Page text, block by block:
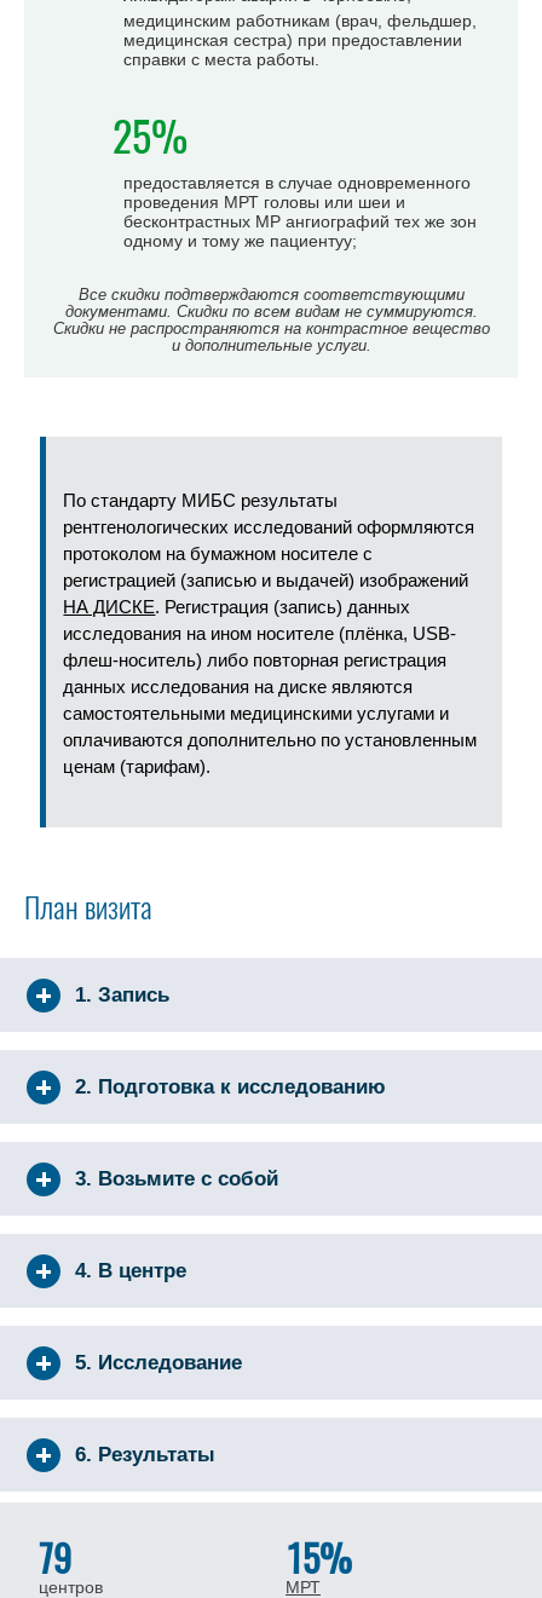
медицинским работникам (врач, фельдшер,
медицинская сестра) при предоставлении
справки с места работы.
25%
предоставляется в случае одновременного
проведения МРТ головы или шеи и
бесконтрастных МР ангиографий тех же зон
одному и тому же пациентуу;
Все скидки подтверждаются соответствующими
документами. Скидки по всем видам не суммируются.
Скидки не распространяются на контрастное вещество
и дополнительные услуги.
По стандарту МИБС результаты
рентгенологических исследований оформляются
протоколом на бумажном носителе с
регистрацией (записью и выдачей) изображений
НА ДИСКЕ. Регистрация (запись) данных
исследования на ином носителе (плёнка, USB-
флеш-носитель) либо повторная регистрация
данных исследования на диске являются
самостоятельными медицинскими услугами и
оплачиваются дополнительно по установленным
ценам (тарифам).
План визита
1. Запись
2. Подготовка к исследованию
3. Возьмите с собой
4. В центре
5. Исследование
6. Результаты
79
центров
15%
МРТ